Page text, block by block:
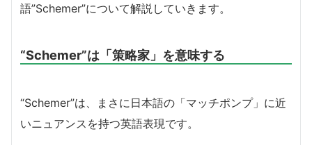
語”Schemer”について解説していきます。
“Schemer”は「策略家」を意味する
“Schemer”は、まさに日本語の「マッチポンプ」に近
いニュアンスを持つ英語表現です。